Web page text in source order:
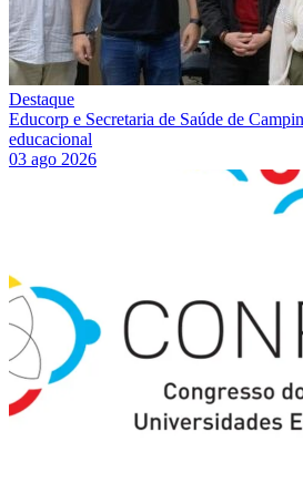
Destaque
Educorp e Secretaria de Saúde de
educacional
03 ago 2026